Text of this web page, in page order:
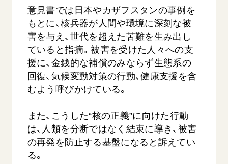
道府県中心会館
SGIピースサイト
SOKA PICKS すべて見る
意見書では日本やカザフスタンの事例を
もとに、核兵器が人間や環境に深刻な被
害を与え、世代を超えた苦難を生み出し
ていると指摘。被害を受けた人々への支
援に、金銭的な補償のみならず生態系の
回復、気候変動対策の行動、健康支援を含
むよう呼びかけている。
また、こうした“核の正義”に向けた行動
は、人類を分断ではなく結束に導き、被害
の再発を防止する基盤になると訴えてい
る。